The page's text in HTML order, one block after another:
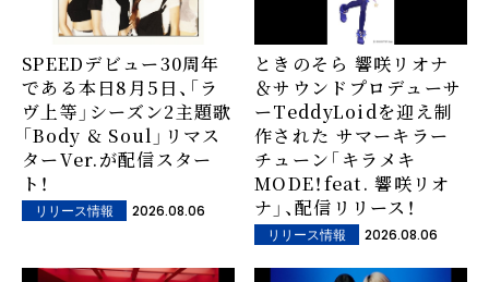
SPEEDデビュー30周年
である本日8月5日、「ラ
ヴ上等」シーズン2主題歌
「Body & Soul」リマス
ターVer.が配信スター
ト！
リリース情報 2026.08.06
ときのそら 響咲リオナ
＆サウンドプロデューサ
ーTeddyLoidを迎え制
作された サマーキラー
チューン「キラメキ
MODE！feat. 響咲リオ
ナ」、配信リリース！
リリース情報 2026.08.06